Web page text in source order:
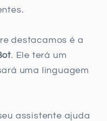
destacamos é a
. Ele terá um
uma linguagem
assistente ajuda